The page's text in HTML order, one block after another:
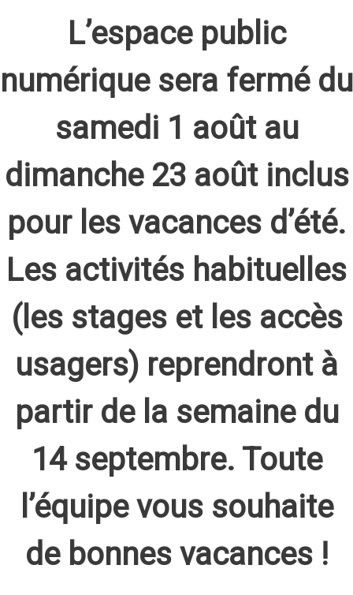
L’espace public
numérique sera fermé du
samedi 1 août au
dimanche 23 août inclus
pour les vacances d’été.
Les activités habituelles
(les stages et les accès
usagers) reprendront à
partir de la semaine du
14 septembre. Toute
l’équipe vous souhaite
de bonnes vacances !